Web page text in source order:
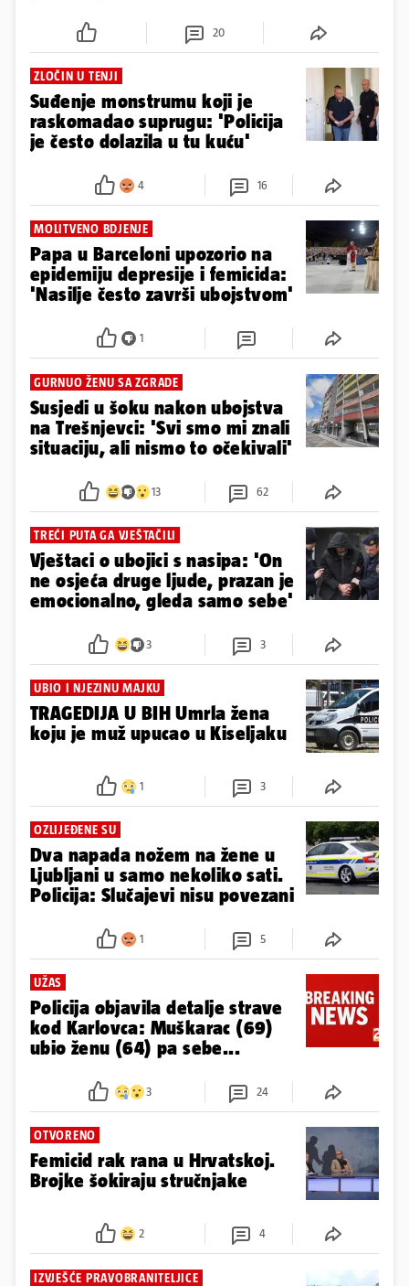
20
ZLOČIN U TENJI
Suđenje monstrumu koji je
raskomadao suprugu: 'Policija
je često dolazila u tu kuću'
4 16
MOLITVENO BDJENJE
Papa u Barceloni upozorio na
epidemiju depresije i femicida:
'Nasilje često završi ubojstvom'
1
GURNUO ŽENU SA ZGRADE
Susjedi u šoku nakon ubojstva
na Trešnjevci: 'Svi smo mi znali
situaciju, ali nismo to očekivali'
13 62
TREĆI PUTA GA VJEŠTAČILI
Vještaci o ubojici s nasipa: 'On
ne osjeća druge ljude, prazan je
emocionalno, gleda samo sebe'
3 3
UBIO I NJEZINU MAJKU
TRAGEDIJA U BIH Umrla žena
koju je muž upucao u Kiseljaku
1 3
OZLIJEĐENE SU
Dva napada nožem na žene u
Ljubljani u samo nekoliko sati.
Policija: Slučajevi nisu povezani
1 5
UŽAS
Policija objavila detalje strave
kod Karlovca: Muškarac (69)
ubio ženu (64) pa sebe...
3 24
OTVORENO
Femicid rak rana u Hrvatskoj.
Brojke šokiraju stručnjake
2 4
IZVJEŠĆE PRAVOBRANITELJICE